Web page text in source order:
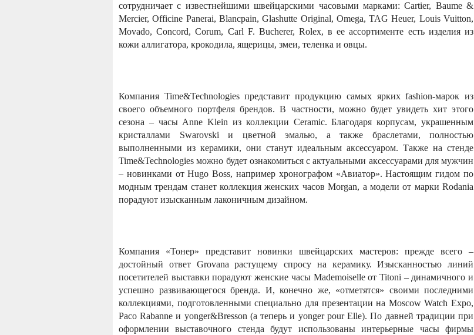
сотрудничает с известнейшими швейцарскими часовыми марками: Cartier, Baume &
Mercier, Officine Panerai, Blancpain, Glashutte Original, Omega, TAG Heuer, Louis Vuitton,
Movado, Concord, Corum, Carl F. Bucherer, Rolex, в ее ассортименте есть изделия из
кожи аллигатора, крокодила, ящерицы, змеи, теленка и овцы.
Компания Time&Technologies представит продукцию самых ярких fashion-марок из
своего объемного портфеля брендов. В частности, можно будет увидеть хит этого
сезона – часы Anne Klein из коллекции Ceramic. Благодаря корпусам, украшенным
кристаллами Swarovski и цветной эмалью, а также браслетами, полностью
выполненными из керамики, они станут идеальным аксессуаром. Также на стенде
Time&Technologies можно будет ознакомиться с актуальными аксессуарами для мужчин
– новинками от Hugo Boss, например хронографом «Авиатор». Настоящим гидом по
модным трендам станет коллекция женских часов Morgan, а модели от марки Rodania
порадуют изысканным лаконичным дизайном.
Компания «Тонер» представит новинки швейцарских мастеров: прежде всего –
достойный ответ Grovana растущему спросу на керамику. Изысканностью линий
посетителей выставки порадуют женские часы Mademoiselle от Titoni – динамичного и
успешно развивающегося бренда. И, конечно же, «отметятся» своими последними
коллекциями, подготовленными специально для презентации на Moscow Watch Expo,
Paco Rabanne и yonger&Bresson (а теперь и yonger pour Elle). По давней традиции при
оформлении выставочного стенда будут использованы интерьерные часы фирмы